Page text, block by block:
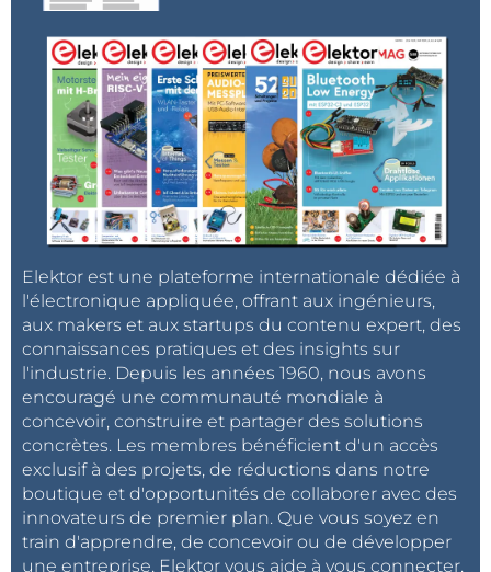
Elektor est une plateforme internationale dédiée à
l'électronique appliquée, offrant aux ingénieurs,
aux makers et aux startups du contenu expert, des
connaissances pratiques et des insights sur
l'industrie. Depuis les années 1960, nous avons
encouragé une communauté mondiale à
concevoir, construire et partager des solutions
concrètes. Les membres bénéficient d'un accès
exclusif à des projets, de réductions dans notre
boutique et d'opportunités de collaborer avec des
innovateurs de premier plan. Que vous soyez en
train d'apprendre, de concevoir ou de développer
une entreprise, Elektor vous aide à vous connecter,